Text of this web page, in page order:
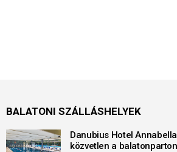
BALATONI SZÁLLÁSHELYEK
Danubius Hotel
közvetlen a balatonparton